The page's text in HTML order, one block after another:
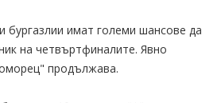
бургазлии имат големи шансове да
на четвъртфиналите. Явно
продължава.